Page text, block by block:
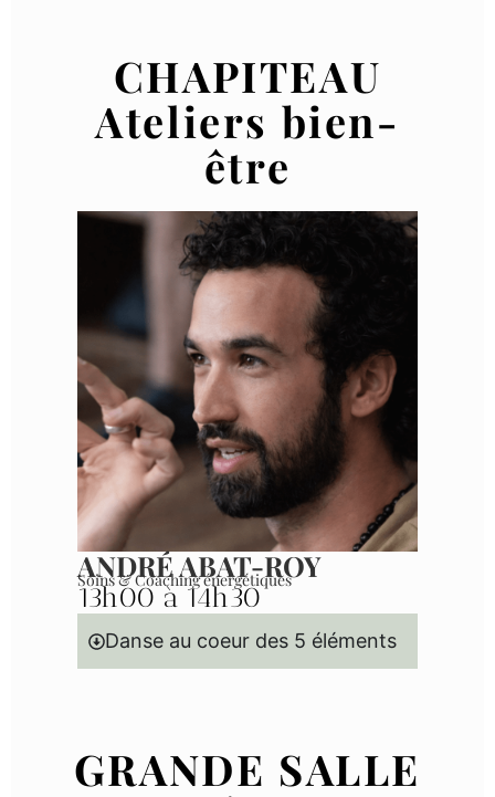
CHAPITEAU
Ateliers bien-
être
ANDRÉ ABAT-ROY
Soins & Coaching énergétiques
13h00 à 14h30
Danse au coeur des 5 éléments
GRANDE SALLE